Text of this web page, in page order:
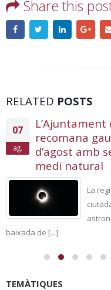
Share this
RELATED POSTS
07
ag.
recomana
d’agost amb
medi natural
La
baixada de [...]
TEMÀTIQUES